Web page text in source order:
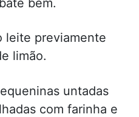
bem.
leite previamente
limão.
untadas
com farinha e